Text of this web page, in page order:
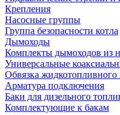
Крепления
Насосные группы
Группа безопасности котла
Дымоходы
Комплекты дымоходов из
Универсальные
Обвязка жидкотопливного
Арматура подключения
Баки для дизельного
Комплектующие к бакам